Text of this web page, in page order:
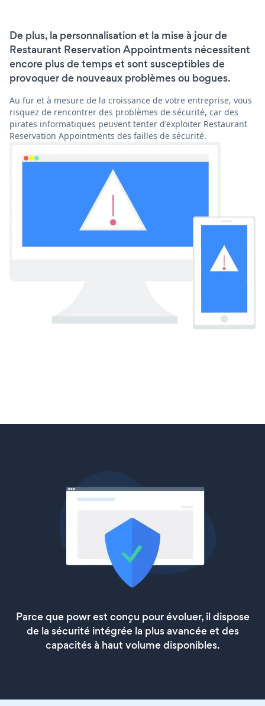
De plus, la personnalisation et la mise à jour de
Restaurant Reservation Appointments nécessitent
encore plus de temps et sont susceptibles de
provoquer de nouveaux problèmes ou bogues.
Au fur et à mesure de la croissance de votre entreprise, vous
risquez de rencontrer des problèmes de sécurité, car des
pirates informatiques peuvent tenter d'exploiter Restaurant
Reservation Appointments des failles de sécurité.
Parce que powr est conçu pour évoluer, il dispose
de la sécurité intégrée la plus avancée et des
capacités à haut volume disponibles.